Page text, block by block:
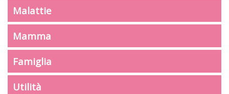
Malattie
Mamma
Famiglia
Utilità